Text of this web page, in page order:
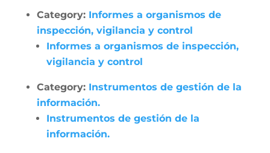
Category: Informes a organismos de
inspección, vigilancia y control
Informes a organismos de inspección,
vigilancia y control
Category: Instrumentos de gestión de la
información.
Instrumentos de gestión de la
información.